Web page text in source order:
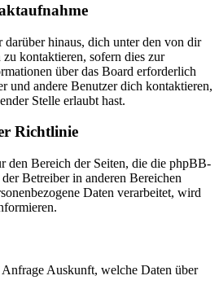
darüber hinaus, dich unter den von dir
kontaktieren, sofern dies zur
über das Board erforderlich
und andere Benutzer dich kontaktieren,
Stelle erlaubt hast.
Richtlinie
den Bereich der Seiten, die die phpBB-
Betreiber in anderen Bereichen
Daten verarbeitet, wird
Auskunft, welche Daten über